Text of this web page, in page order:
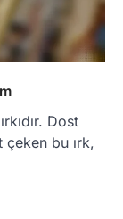
Dost
çeken bu ırk,